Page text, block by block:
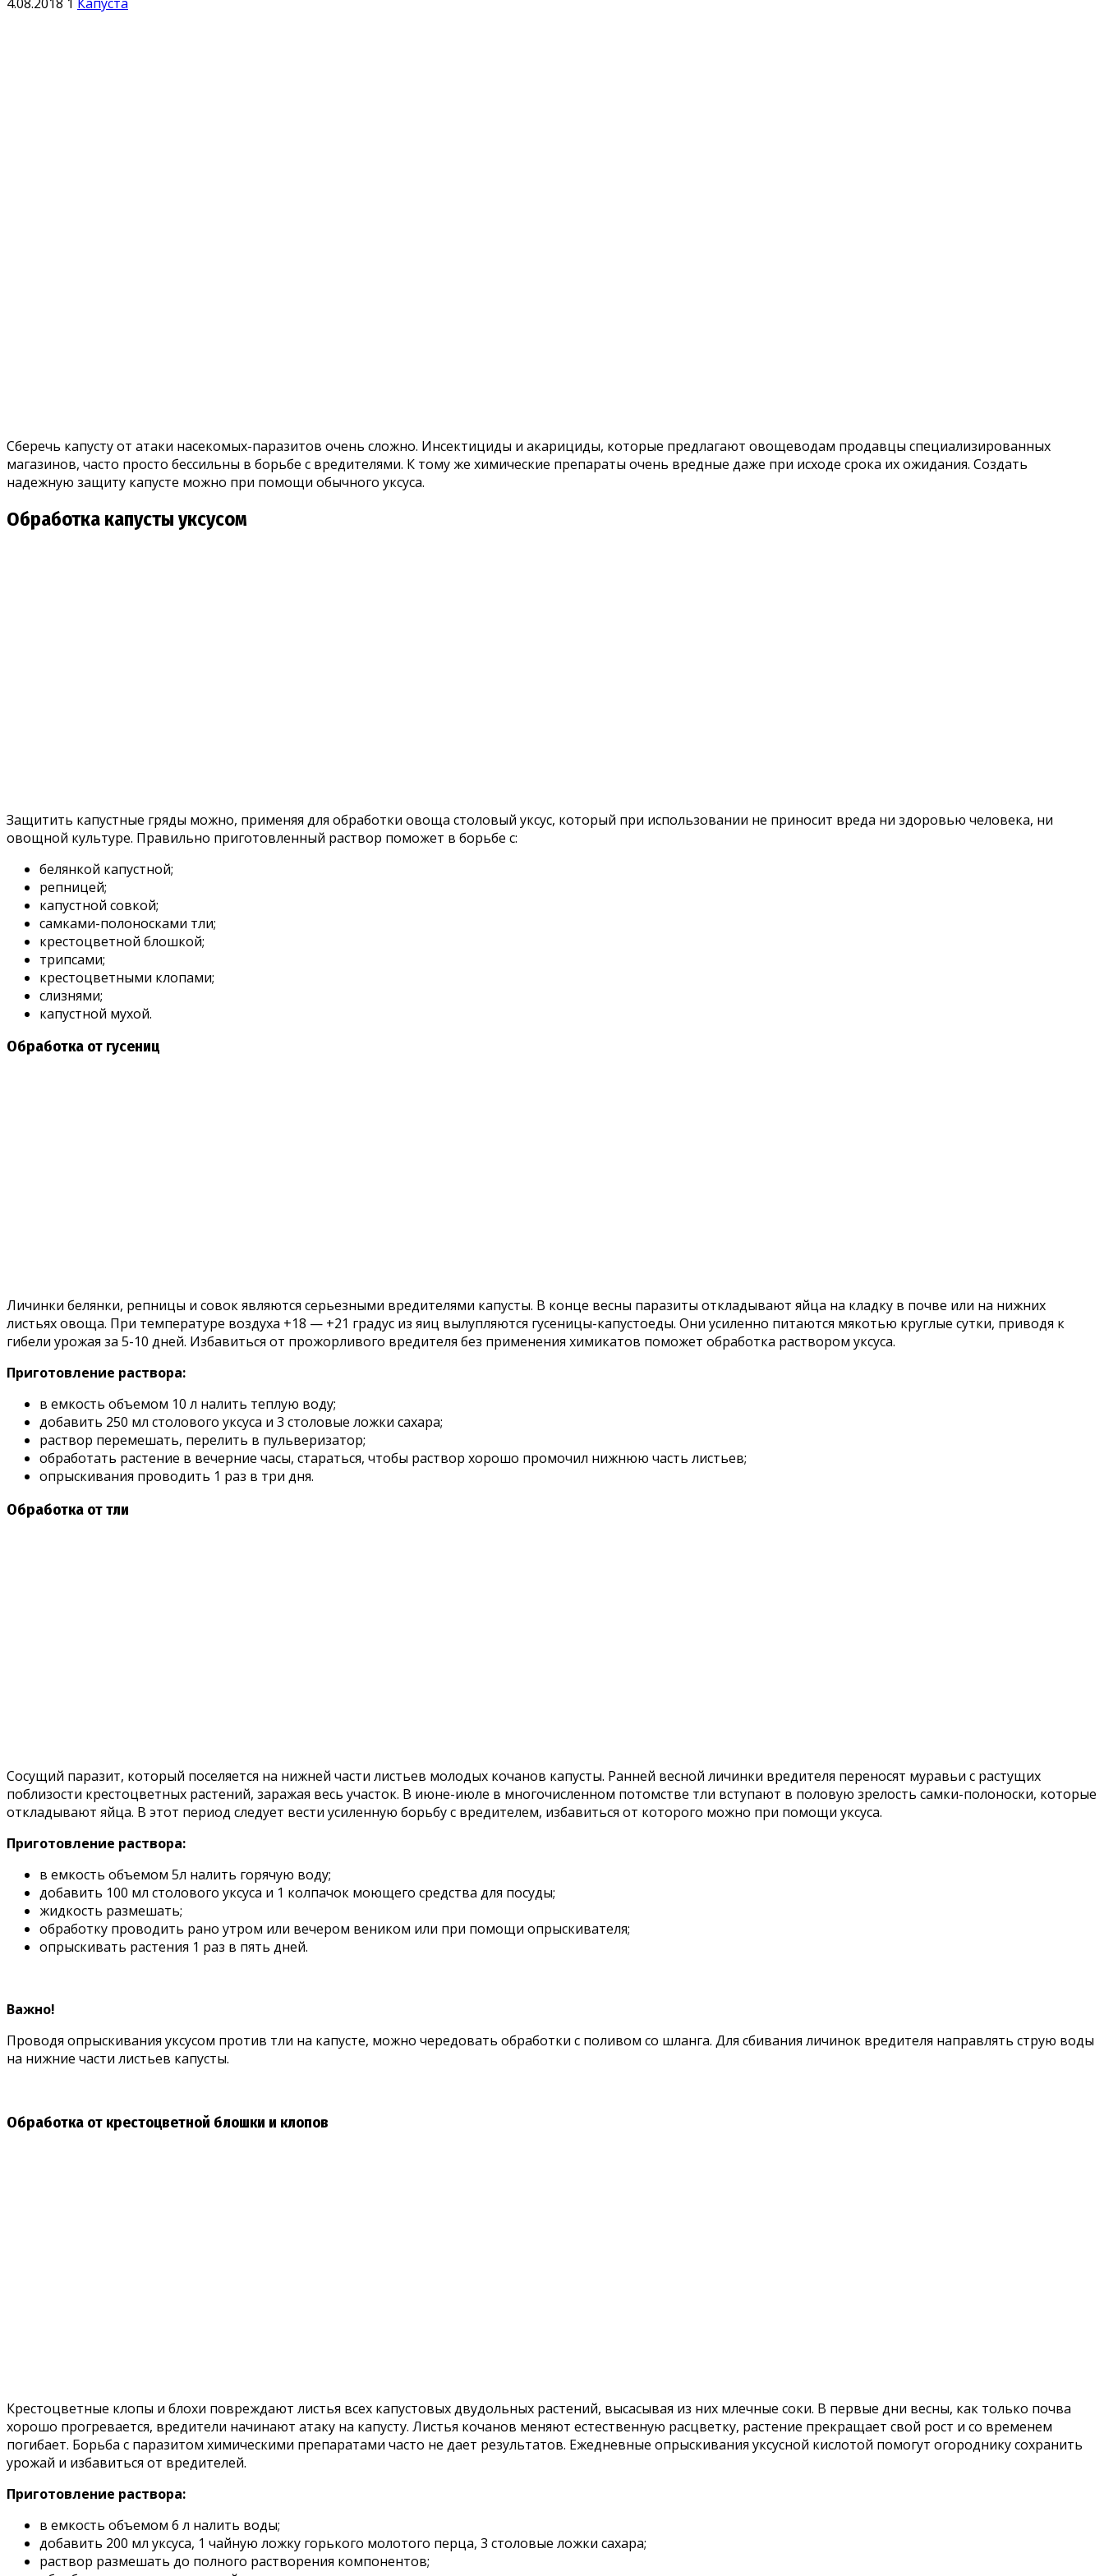
Сберечь капусту от атаки насекомых-паразитов очень сложно. Инсектициды и акарициды, которые предлагают овощеводам продавцы специализированных
магазинов, часто просто бессильны в борьбе с вредителями. К тому же химические препараты очень вредные даже при исходе срока их ожидания. Создать
надежную защиту капусте можно при помощи обычного уксуса.
Обработка капусты уксусом
Защитить капустные гряды можно, применяя для обработки овоща столовый уксус, который при использовании не приносит вреда ни здоровью человека, ни
овощной культуре. Правильно приготовленный раствор поможет в борьбе с:
белянкой капустной;
репницей;
капустной совкой;
самками-полоносками тли;
крестоцветной блошкой;
трипсами;
крестоцветными клопами;
слизнями;
капустной мухой.
Обработка от гусениц
Личинки белянки, репницы и совок являются серьезными вредителями капусты. В конце весны паразиты откладывают яйца на кладку в почве или на нижних
листьях овоща. При температуре воздуха +18 — +21 градус из яиц вылупляются гусеницы-капустоеды. Они усиленно питаются мякотью круглые сутки, приводя к
гибели урожая за 5-10 дней. Избавиться от прожорливого вредителя без применения химикатов поможет обработка раствором уксуса.
Приготовление раствора:
в емкость объемом 10 л налить теплую воду;
добавить 250 мл столового уксуса и 3 столовые ложки сахара;
раствор перемешать, перелить в пульверизатор;
обработать растение в вечерние часы, стараться, чтобы раствор хорошо промочил нижнюю часть листьев;
опрыскивания проводить 1 раз в три дня.
Обработка от тли
Сосущий паразит, который поселяется на нижней части листьев молодых кочанов капусты. Ранней весной личинки вредителя переносят муравьи с растущих
поблизости крестоцветных растений, заражая весь участок. В июне-июле в многочисленном потомстве тли вступают в половую зрелость самки-полоноски, которые
откладывают яйца. В этот период следует вести усиленную борьбу с вредителем, избавиться от которого можно при помощи уксуса.
Приготовление раствора:
в емкость объемом 5л налить горячую воду;
добавить 100 мл столового уксуса и 1 колпачок моющего средства для посуды;
жидкость размешать;
обработку проводить рано утром или вечером веником или при помощи опрыскивателя;
опрыскивать растения 1 раз в пять дней.
Важно!
Проводя опрыскивания уксусом против тли на капусте, можно чередовать обработки с поливом со шланга. Для сбивания личинок вредителя направлять струю воды
на нижние части листьев капусты.
Обработка от крестоцветной блошки и клопов
Крестоцветные клопы и блохи повреждают листья всех капустовых двудольных растений, высасывая из них млечные соки. В первые дни весны, как только почва
хорошо прогревается, вредители начинают атаку на капусту. Листья кочанов меняют естественную расцветку, растение прекращает свой рост и со временем
погибает. Борьба с паразитом химическими препаратами часто не дает результатов. Ежедневные опрыскивания уксусной кислотой помогут огороднику сохранить
урожай и избавиться от вредителей.
Приготовление раствора:
в емкость объемом 6 л налить воды;
добавить 200 мл уксуса, 1 чайную ложку горького молотого перца, 3 столовые ложки сахара;
раствор размешать до полного растворения компонентов;